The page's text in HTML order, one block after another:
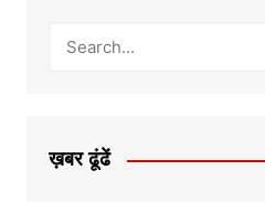
ख़बर ढूंढें